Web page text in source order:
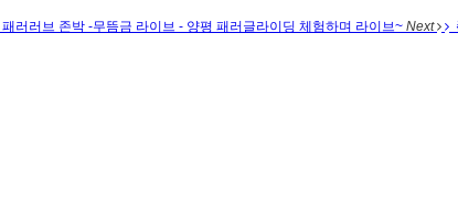
패러러브 존박 -무뜸금 라이브 - 양평 패러글라이딩 체험하며 라이브~ Next